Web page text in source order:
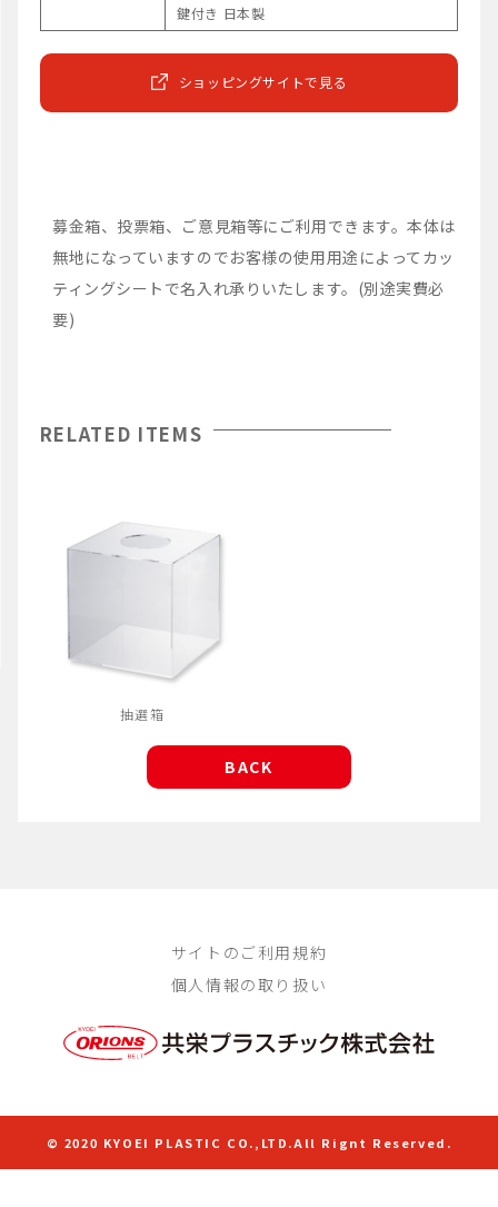
鍵付き 日本製
ショッピングサイトで見る
募金箱、投票箱、ご意見箱等にご利用できます。本体は
無地になっていますのでお客様の使用用途によってカッ
ティングシートで名入れ承りいたします。(別途実費必
要)
RELATED ITEMS
抽選箱
BACK
サイトのご利用規約
個人情報の取り扱い
© 2020 KYOEI PLASTIC CO.,LTD.All Rignt Reserved.